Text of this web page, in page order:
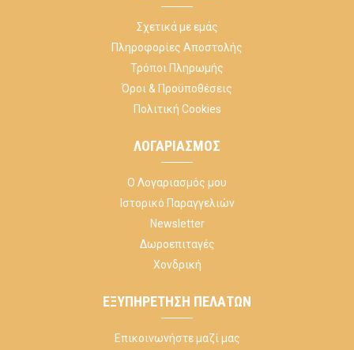
Σχετικά με εμάς
Πληροφορίες Αποστολής
Τρόποι Πληρωμής
Όροι & Προϋποθέσεις
Πολιτική Cookies
ΛΟΓΑΡΙΑΣΜΌΣ
Ο Λογαριασμός μου
Ιστορικό Παραγγελιών
Newsletter
Δωροεπιταγές
Χονδρική
ΕΞΥΠΗΡΈΤΗΣΗ ΠΕΛΑΤΏΝ
Επικοινωνήστε μαζί μας